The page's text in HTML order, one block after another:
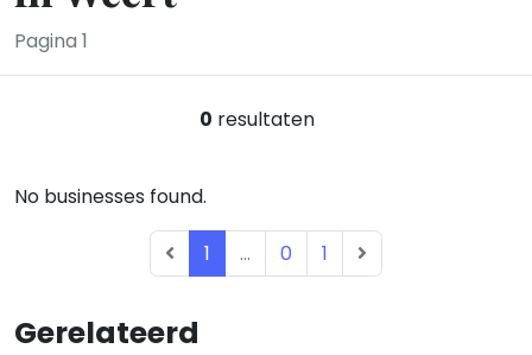
Pagina 1
Gerelateerd
0 resultaten
No businesses found.
1 ... 0 1